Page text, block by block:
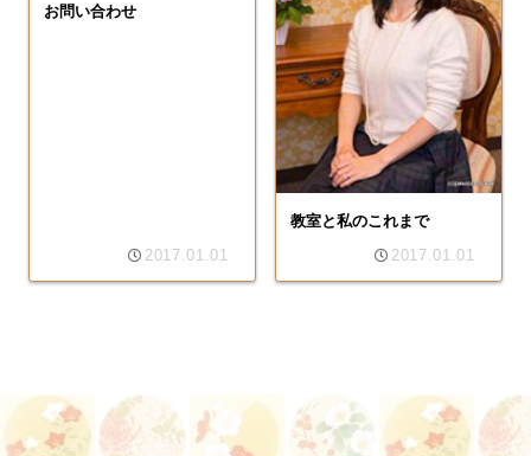
お問い合わせ
2017.01.01
教室と私のこれまで
2017.01.01